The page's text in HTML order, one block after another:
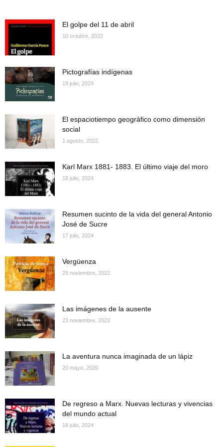
El golpe del 11 de abril
10 octubre, 2022
Pictografías indígenas
19 julio, 2024
El espaciotiempo geográfico como dimensión
social
1 agosto, 2022
Karl Marx 1881- 1883. El último viaje del moro
18 julio, 2024
Resumen sucinto de la vida del general Antonio
José de Sucre
17 julio, 2024
Vergüenza
29 noviembre, 2022
Las imágenes de la ausente
23 noviembre, 2023
La aventura nunca imaginada de un lápiz
20 mayo, 2020
De regreso a Marx. Nuevas lecturas y vivencias
del mundo actual
18 julio, 2024